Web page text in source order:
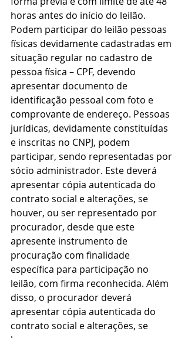
horas antes do início do leilão.
Podem participar do leilão pessoas
físicas devidamente cadastradas em
situação regular no cadastro de
pessoa física – CPF, devendo
apresentar documento de
identificação pessoal com foto e
comprovante de endereço. Pessoas
jurídicas, devidamente constituídas
e inscritas no CNPJ, podem
participar, sendo representadas por
sócio administrador. Este deverá
apresentar cópia autenticada do
contrato social e alterações, se
houver, ou ser representado por
procurador, desde que este
apresente instrumento de
procuração com finalidade
específica para participação no
leilão, com firma reconhecida. Além
disso, o procurador deverá
apresentar cópia autenticada do
contrato social e alterações, se